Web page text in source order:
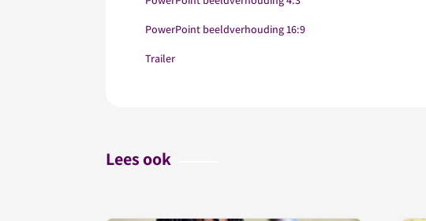
PowerPoint beeldverhouding 16:9
Trailer
Lees ook